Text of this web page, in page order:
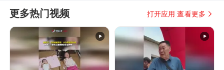
更多热门视频 打开应用 查看更多